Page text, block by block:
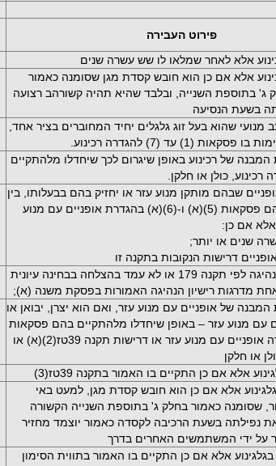
פירוט העבירה
אלא לאחר שמלאו לו שש עשרה שנים
אלא אם כן הוא חובש קסדת מגן שסומנה כאמור
לחלק ג' בתוספת השנייה, ובלבד שהיא תהיה קשורהב רצועה
בשעת הנסיעה
מנועי שהוא בעל זוג גלגלים יחיד המחוברים בציר אחד,
(1) עד (7) להגדרה רכינוע.
של רכינוע באופן שיגרום לכך שיחדלו מלהתקיים
רכינוע, כולן או חלקן.
שבהם מותקן מנוע עזר או יחזיק בהם בבעלותו, בין
אם מתקיימות בהם פסקאות (5)(א) ו-(6)(א) בהגדרת אופניים עם מנוע
אלא אם כן:
לא ניתן לו רישיון נהיגה לפי תקנה 179 או לא עמד בהצלחה בבחינה עיונית
של אופניים עם מנוע עזר, ואם הוא יצרן, יבואן או
עם מנוע עזר – באופן שיחדלו מלהתקיים בהם פסקאות
(1) עד (7) להגדרה אופניים עם מנוע עזר או דרישות תקנה 39טז(2)(א) או
או חלקן
אלא אם כן התקיים בו האמור בתקנה 39טז(3)
אלא אם כן הוא חובש קסדת מגן, למעט באי
שסומנה כאמור בחלק ג' בתוספת השנייה הקשורה
נפילתה בשעת הרכיבה לקסדה כאמור יוצמד מחזיר
על ידי המשתמשים האחרים בדרך
אלא אם כן התקיים בו האמור בתווית הסימון